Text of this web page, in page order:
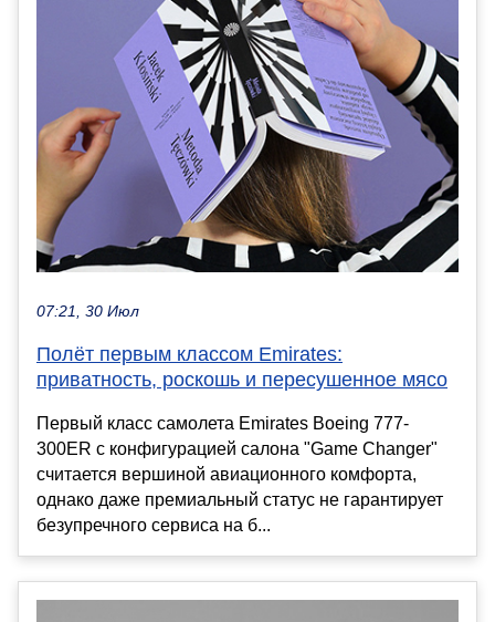
07:21, 30 Июл
Полёт первым классом Emirates:
приватность, роскошь и пересушенное мясо
Первый класс самолета Emirates Boeing 777-
300ER с конфигурацией салона "Game Changer"
считается вершиной авиационного комфорта,
однако даже премиальный статус не гарантирует
безупречного сервиса на б...